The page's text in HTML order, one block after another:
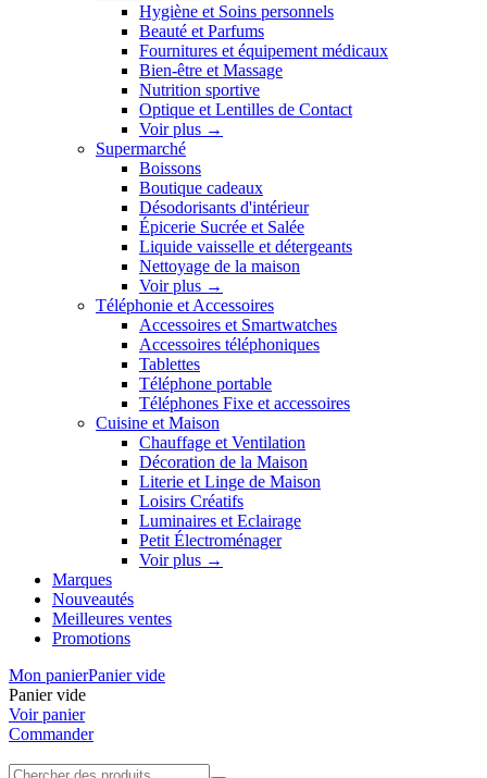
Hygiène et Soins personnels
Beauté et Parfums
Fournitures et équipement médicaux
Bien-être et Massage
Nutrition sportive
Optique et Lentilles de Contact
Voir plus →
Supermarché
Boissons
Boutique cadeaux
Désodorisants d'intérieur
Épicerie Sucrée et Salée
Liquide vaisselle et détergeants
Nettoyage de la maison
Voir plus →
Téléphonie et Accessoires
Accessoires et Smartwatches
Accessoires téléphoniques
Tablettes
Téléphone portable
Téléphones Fixe et accessoires
Cuisine et Maison
Chauffage et Ventilation
Décoration de la Maison
Literie et Linge de Maison
Loisirs Créatifs
Luminaires et Eclairage
Petit Électroménager
Voir plus →
Marques
Nouveautés
Meilleures ventes
Promotions
Mon panierPanier vide
Panier vide
Voir panier
Commander